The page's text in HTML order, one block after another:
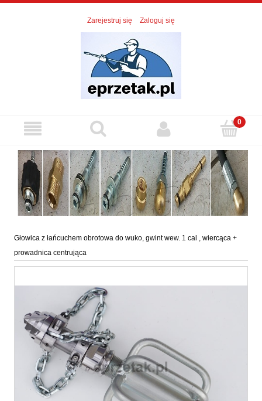
Zarejestruj się Zaloguj się
Głowica z łańcuchem obrotowa do wuko, gwint wew. 1 cal , wiercąca +
prowadnica centrująca